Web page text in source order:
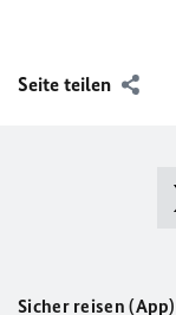
Seite teilen
Sicher reisen (App)